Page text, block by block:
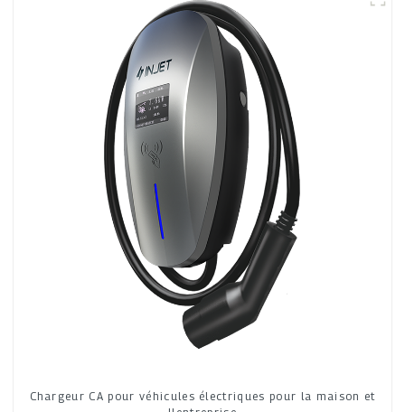
Chargeur CA pour véhicules électriques pour la maison et